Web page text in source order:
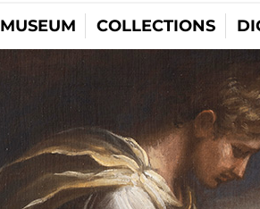
MUSEUM COLLECTIONS